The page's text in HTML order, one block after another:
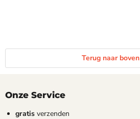
Terug naar boven
Onze Service
gratis verzenden